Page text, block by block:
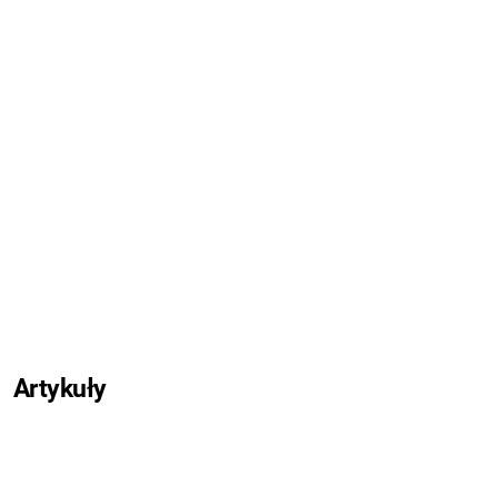
Artykuły